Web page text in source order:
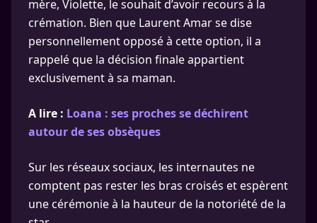
mère, Violette, le souhait d’avoir recours à la
crémation. Bien que Laurent Amar se dise
personnellement opposé à cette option, il a
rappelé que la décision finale appartient
exclusivement à sa maman.
A lire : Loana : ses proches se déchirent
autour de ses obsèques
Sur les réseaux sociaux, les internautes ne
comptent pas rester les bras croisés et espèrent
une cérémonie à la hauteur de la notoriété de la